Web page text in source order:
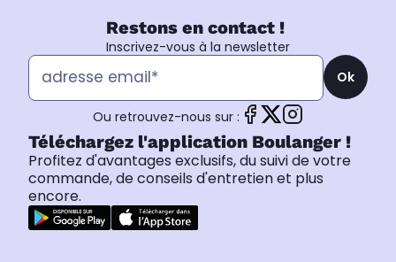
Restons en contact !
Inscrivez-vous à la newsletter
Ok
Ou retrouvez-nous sur :
Téléchargez l'application Boulanger !
Profitez d'avantages exclusifs, du suivi de votre
commande, de conseils d'entretien et plus
encore.